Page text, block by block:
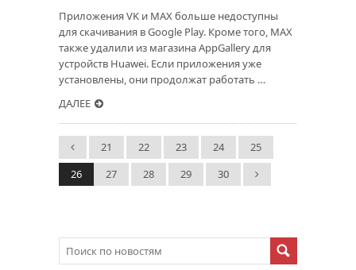
Приложения VK и МАХ больше недоступны
для скачивания в Google Play. Кроме того, МАХ
также удалили из магазина AppGallery для
устройств Huawei. Если приложения уже
установлены, они продолжат работать …
ДАЛЕЕ
21 22 23 24
25
26
27 28 29 30